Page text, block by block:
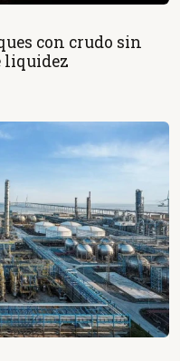
con crudo sin
liquidez